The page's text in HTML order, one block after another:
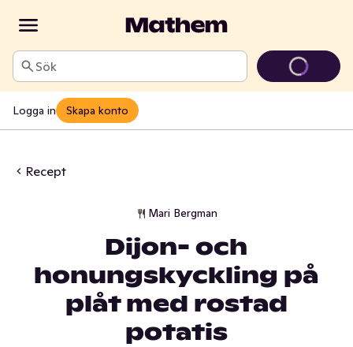
Sök
Logga in Skapa konto
Recept
Mari Bergman
Dijon- och
honungskyckling på
plåt med rostad
potatis